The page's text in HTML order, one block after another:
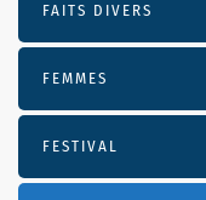
FAITS DIVERS
FEMMES
FESTIVAL